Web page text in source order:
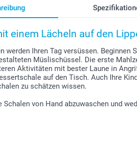
einem Lächeln auf den
werden Ihren Tag versüssen. Beginnen
Müslischüssel. Die erste
Aktivitäten mit bester Laune in
auf den Tisch. Auch Ihre
zu schätzen wissen.
Schalen von Hand abzuwaschen und